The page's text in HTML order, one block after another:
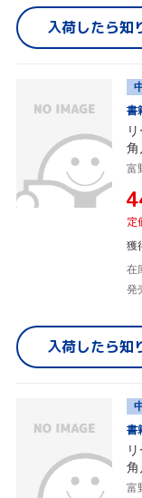
入荷したら知
書
角
富
定
獲
在
発
入荷したら知
書
角
富